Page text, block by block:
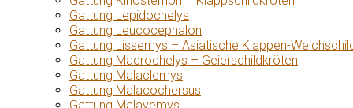
Gattung Lepidochelys
Gattung Leucocephalon
Gattung Lissemys – Asiatische Klappen-
Gattung Macrochelys – Geierschildkröten
Gattung Malaclemys
Gattung Malacochersus